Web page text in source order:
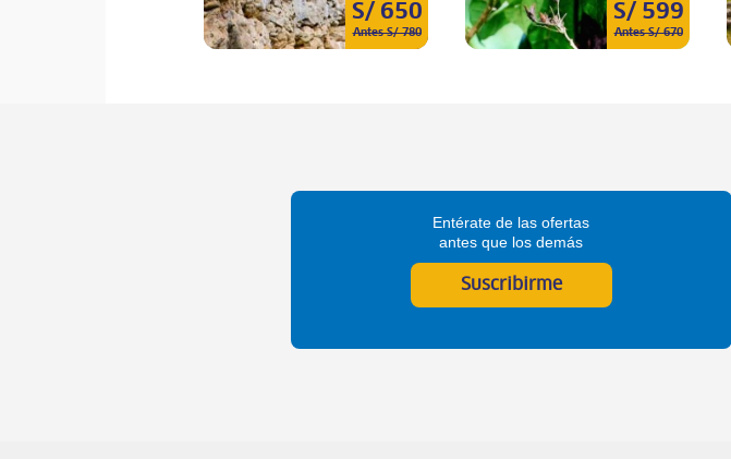
S/ 650
Antes S/ 780
S/ 599
Antes S/ 670
Entérate de las ofertas
antes que los demás
Suscribirme